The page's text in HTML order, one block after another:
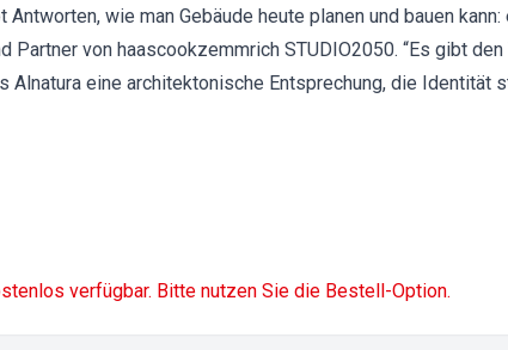
wie man Gebäude heute planen und bauen
Partner von haascookzemmrich STUDIO2050. “Es gibt
Alnatura eine architektonische Entsprechung, die Identität
verfügbar. Bitte nutzen Sie die Bestell-Option.